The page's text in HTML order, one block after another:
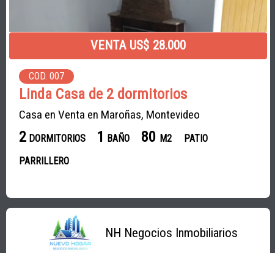
VENTA US$ 28.000
COD. 007
Linda Casa de 2 dormitorios
Casa en Venta en Maroñas, Montevideo
2 DORMITORIOS 1 BAÑO 80 M2
PATIO
PARRILLERO
NH Negocios Inmobiliarios